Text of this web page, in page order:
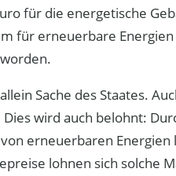
für die energetische
für erneuerbare
Sache des Staates.
wird auch belohnt:
erneuerbaren
lohnen sich solche